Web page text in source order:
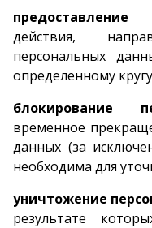
предоставление
действия,
персональных
определенному
блокирование
временное
данных (за
необходима для
уничтожение
результате